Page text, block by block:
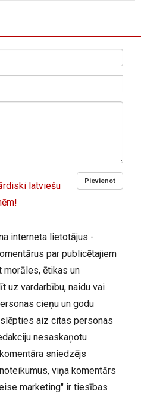
Pievienot
latviešu
interneta lietotājus -
par publicētajiem
morāles, ētikas un
uz vardarbību, naidu vai
cieņu un godu
aiz citas personas
nesaskaņotu
sniedzējs
viņa komentārs
marketing" ir tiesības